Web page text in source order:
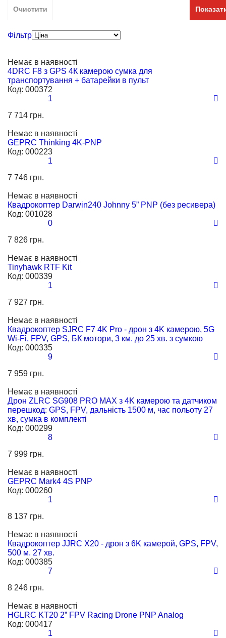
З FPV
З барометром
З відеокамерою
З окулярами
З кейсом
Очистити
Фільтр
Немає в наявності
4DRC F8 з GPS 4К камерою сумка для
транспортування + батарейки в пульт
Код: 000372
1
7 714 грн.
Немає в наявності
GEPRC Thinking 4K-PNP
Код: 000223
1
7 746 грн.
Немає в наявності
Квадрокоптер Darwin240 Johnny 5” PNP (без ресивера)
Код: 001028
0
7 826 грн.
Немає в наявності
Tinyhawk RTF Kit
Код: 000339
1
7 927 грн.
Немає в наявності
Квадрокоптер SJRC F7 4K Pro - дрон з 4K камерою, 5G
Wi-Fi, FPV, GPS, БК мотори, 3 км. до 25 хв. з сумкою
Код: 000335
9
7 959 грн.
Немає в наявності
Дрон ZLRC SG908 PRO MAX з 4K камерою та датчиком
перешкод: GPS, FPV, дальність 1500 м, час польоту 27
хв, сумка в комплекті
Код: 000299
8
7 999 грн.
Немає в наявності
GEPRC Mark4 4S PNP
Код: 000260
1
8 137 грн.
Немає в наявності
Квадрокоптер JJRC X20 - дрон з 6K камерой, GPS, FPV,
500 м. 27 хв.
Код: 000385
7
8 246 грн.
Немає в наявності
HGLRC KT20 2” FPV Racing Drone PNP Analog
Код: 000417
1